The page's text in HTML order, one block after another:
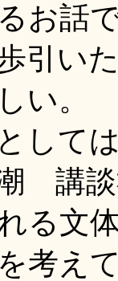
お話
引い
い。
して
講
る文
考え